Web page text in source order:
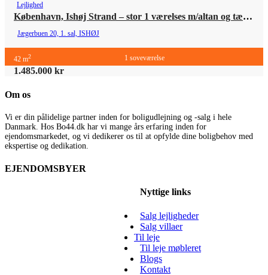
Lejlighed
København, Ishøj Strand – stor 1 værelses m/altan og tæt til alt
Jægerbuen 20, 1. sal, ISHØJ
42 m2 1 soveværelse
1.485.000 kr
Om os
Vi er din pålidelige partner inden for boligudlejning og -salg i hele
Danmark. Hos Bo44.dk har vi mange års erfaring inden for
ejendomsmarkedet, og vi dedikerer os til at opfylde dine boligbehov med
ekspertise og dedikation.
EJENDOMSBYER
Nyttige links
Salg lejligheder
Salg villaer
Til leje
Til leje møbleret
Blogs
Kontakt